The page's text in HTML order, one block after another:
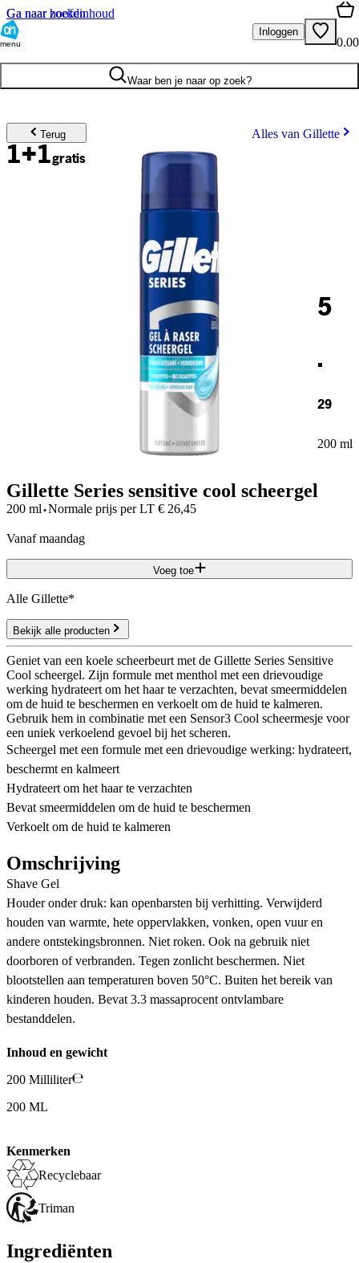
Ga naar hoofdinhoud
Ga naar zoeken
menu
Inloggen
0.00
Waar ben je naar op zoek?
Terug Alles van Gillette
1+1gratis
5
.
29
200 ml
Gillette Series sensitive cool scheergel
200 ml·Normale prijs per LT € 26,45
vanaf maandag
Voeg toe
Alle Gillette*
Bekijk alle producten
Geniet van een koele scheerbeurt met de Gillette Series Sensitive
Cool scheergel. Zijn formule met menthol met een drievoudige
werking hydrateert om het haar te verzachten, bevat smeermiddelen
om de huid te beschermen en verkoelt om de huid te kalmeren.
Gebruik hem in combinatie met een Sensor3 Cool scheermesje voor
een uniek verkoelend gevoel bij het scheren.
Scheergel met een formule met een drievoudige werking: hydrateert,
beschermt en kalmeert
Hydrateert om het haar te verzachten
Bevat smeermiddelen om de huid te beschermen
Verkoelt om de huid te kalmeren
Omschrijving
Shave Gel
Houder onder druk: kan openbarsten bij verhitting. Verwijderd
houden van warmte, hete oppervlakken, vonken, open vuur en
andere ontstekingsbronnen. Niet roken. Ook na gebruik niet
doorboren of verbranden. Tegen zonlicht beschermen. Niet
blootstellen aan temperaturen boven 50°C. Buiten het bereik van
kinderen houden. Bevat 3.3 massaprocent ontvlambare
bestanddelen.
Inhoud en gewicht
200 Milliliter
200 ML
Kenmerken
Recyclebaar
Triman
Ingrediënten